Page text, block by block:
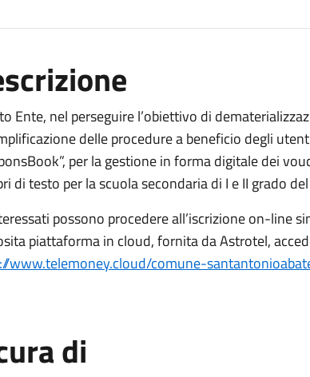
Ente, nel perseguire l’obiettivo di
delle procedure a beneficio degli
per la gestione in forma digitale dei
di testo per la scuola secondaria di I e II grado
possono procedere all’iscrizione on-line
piattaforma in cloud, fornita da Astrotel,
www.telemoney.cloud/comune-
di